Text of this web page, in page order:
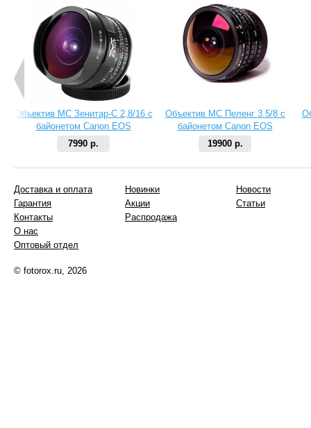
Объектив МС Зенитар-C 2,8/16 с
байонетом Canon EOS
7990 р.
Объектив МС Пеленг 3.5/8 с
байонетом Canon EOS
19900 р.
Доставка и оплата
Гарантия
Контакты
О нас
Оптовый отдел
Новинки
Акции
Распродажа
Новости
Статьи
© fotorox.ru, 2026